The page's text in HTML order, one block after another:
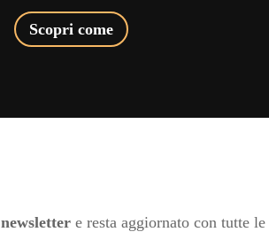
Scopri come
newsletter e resta aggiornato con tutte le